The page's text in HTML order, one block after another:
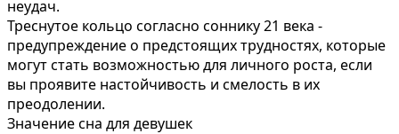
неудач.
Треснутое кольцо согласно соннику 21 века -
предупреждение о предстоящих трудностях, которые
могут стать возможностью для личного роста, если
вы проявите настойчивость и смелость в их
преодолении.
Значение сна для девушек